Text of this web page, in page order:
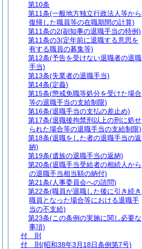
第10条
第11条(一般地方独立行政法人等から
復帰した職員等の在職期間の計算)
第11条の2(副知事の退職手当の特例)
第11条の3(定年前に退職する意思を
有する職員の募集等)
第12条(予告を受けない退職者の退職
手当)
第13条(失業者の退職手当)
第14条(定義)
第15条(懲戒免職等処分を受けた場合
等の退職手当の支給制限)
第16条(退職手当の支払の差止め)
第17条(退職後拘禁刑以上の刑に処せ
られた場合等の退職手当の支給制限)
第18条(退職をした者の退職手当の返
納)
第19条(遺族の退職手当の返納)
第20条(退職手当受給者の相続人から
の退職手当相当額の納付)
第21条(人事委員会への諮問)
第22条(職員が退職した後に引き続き
職員となった場合等における退職手
当の不支給)
第23条(この条例の実施に関し必要な
事項)
付 則
付 則 (昭和38年3月18日条例第7号)